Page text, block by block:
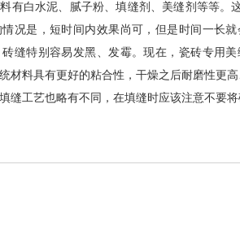
有白水泥、腻子粉、填缝剂、美缝剂等等
况是，短时间内效果尚可，但是时间一长
缝特别容易发黑、发霉。现在，瓷砖专用
材料具有更好的粘合性，干燥之后耐磨性更
缝工艺也略有不同，在填缝时应该注意不要